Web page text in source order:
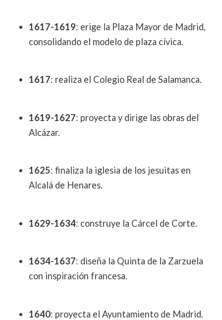
1617-1619: erige la Plaza Mayor de Madrid,
consolidando el modelo de plaza cívica.
1617: realiza el Colegio Real de Salamanca.
1619-1627: proyecta y dirige las obras del
Alcázar.
1625: finaliza la iglesia de los jesuitas en
Alcalá de Henares.
1629-1634: construye la Cárcel de Corte.
1634-1637: diseña la Quinta de la Zarzuela
con inspiración francesa.
1640: proyecta el Ayuntamiento de Madrid.